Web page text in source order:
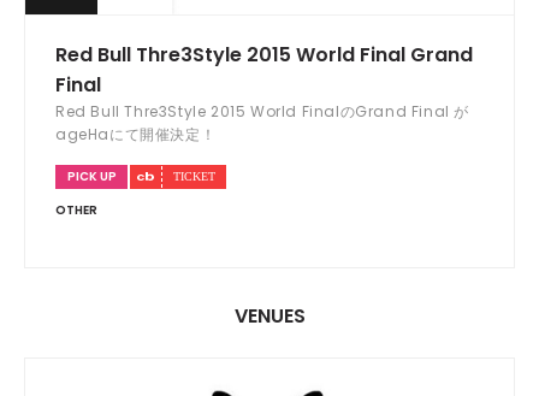
Red Bull Thre3Style 2015 World Final Grand
Final
Red Bull Thre3Style 2015 World FinalのGrand Final が
ageHaにて開催決定！
PICK UP
OTHER
VENUES